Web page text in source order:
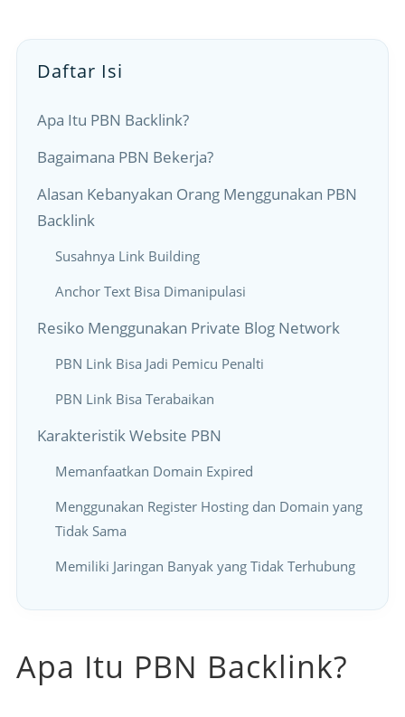
Daftar Isi
Apa Itu PBN Backlink?
Bagaimana PBN Bekerja?
Alasan Kebanyakan Orang Menggunakan PBN
Backlink
Susahnya Link Building
Anchor Text Bisa Dimanipulasi
Resiko Menggunakan Private Blog Network
PBN Link Bisa Jadi Pemicu Penalti
PBN Link Bisa Terabaikan
Karakteristik Website PBN
Memanfaatkan Domain Expired
Menggunakan Register Hosting dan Domain yang
Tidak Sama
Memiliki Jaringan Banyak yang Tidak Terhubung
Apa Itu PBN Backlink?